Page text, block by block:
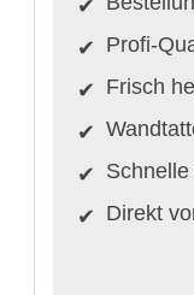
Profi-
Frisch
Direkt